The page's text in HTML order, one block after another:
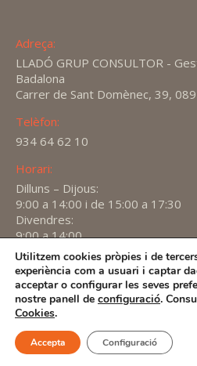
Adreça:
LLADÓ GRUP CONSULTOR -
Badalona
Carrer de Sant Domènec, 39,
Telèfon:
934 64 62 10
Horari:
Dilluns – Dijous:
9:00 a 14:00 i de 15:00 a 17:30
Divendres:
9:00 a 14:00
Find us on:
X
page
opens
in
new
YouTube
page
opens
in
new
Linkedin
page
in
new
2026 - Política de
Utilitzem cookies pròpies i de
experiència com a usuari i captar
acceptar o configurar les seves
nostre panell de configuració.
Cookies.
Accepta Configuració